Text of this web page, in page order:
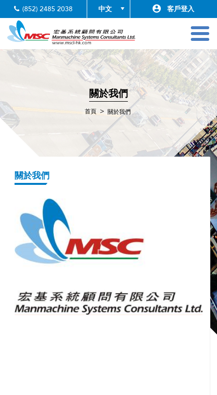
(852) 2485 2038 客戶登入
關於我們
首頁 > 關於我們
關於我們